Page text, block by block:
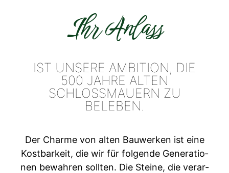
Ihr Anlass
IST UNSERE AMBITION, DIE
500 JAHRE ALTEN
SCHLOSSMAUERN ZU
BELEBEN.
Der Charme von alten Bauw­erken ist eine
Kost­barkeit, die wir für fol­gende Gen­er­a­tio­
nen bewahren soll­ten. Die Steine, die ver­ar­